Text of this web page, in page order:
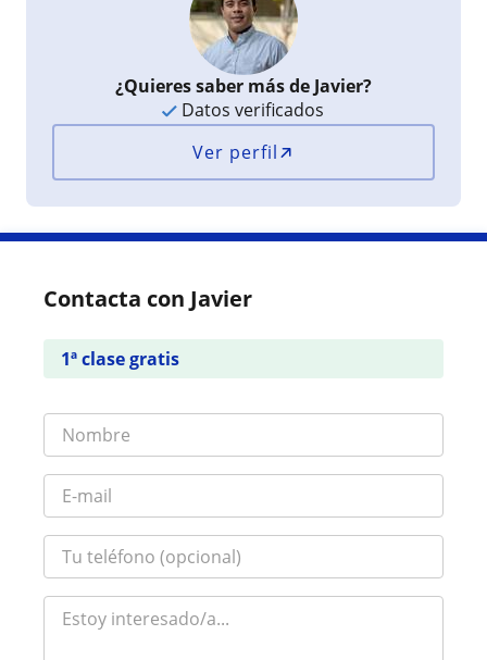
¿Quieres saber más de Javier?
Datos verificados
Ver perfil
Contacta con Javier
1ª clase gratis